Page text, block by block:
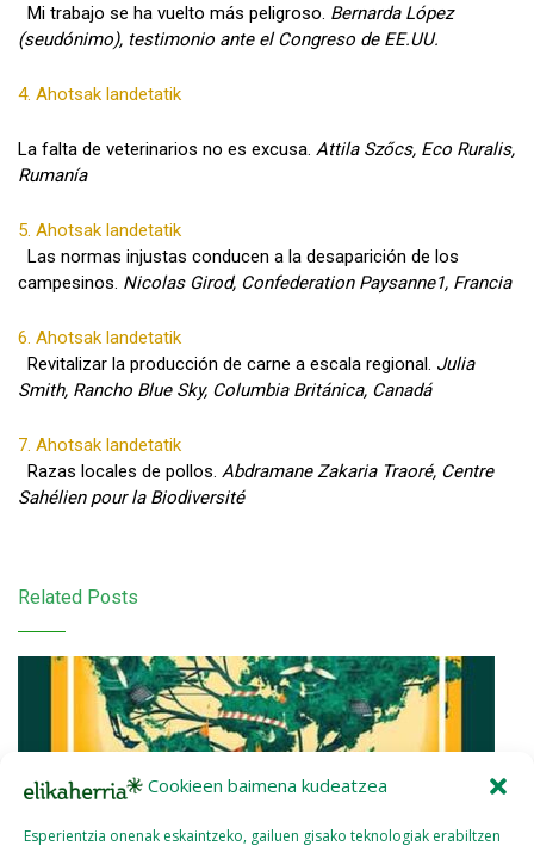
Cookieen baimena kudeatzea
Esperientzia onenak eskaintzeko, gailuen gisako teknologiak erabiltzen
Mi trabajo se ha vuelto más peligroso. Bernarda López
(seudónimo), testimonio ante el Congreso de EE.UU.
4. Ahotsak landetatik
La falta de veterinarios no es excusa. Attila Szőcs, Eco Ruralis,
Rumanía
5. Ahotsak landetatik
Las normas injustas conducen a la desaparición de los
campesinos. Nicolas Girod, Confederation Paysanne1, Francia
6. Ahotsak landetatik
Revitalizar la producción de carne a escala regional. Julia
Smith, Rancho Blue Sky, Columbia Británica, Canadá
7. Ahotsak landetatik
Razas locales de pollos. Abdramane Zakaria Traoré, Centre
Sahélien pour la Biodiversité
Related Posts